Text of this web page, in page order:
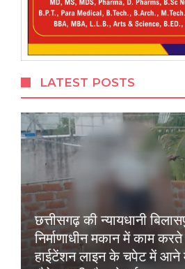
LATEST POSTS
छत्तीसगढ़ की न्यायधानी
निर्माणाधीन मकान में काम
हाईटेंशन लाइन के चपेट में आने